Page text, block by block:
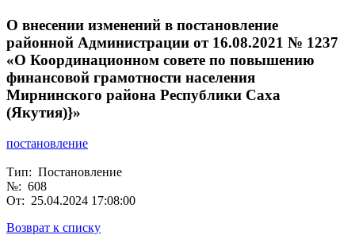
О внесении изменений в постановление
районной Администрации от 16.08.2021 № 1237
«О Координационном совете по повышению
финансовой грамотности населения
Мирнинского района Республики Саха
(Якутия)}»
постановление
Тип: Постановление
№: 608
От: 25.04.2024 17:08:00
Возврат к списку